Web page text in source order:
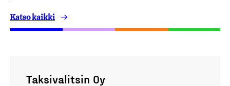
Katso kaikki
Taksivalitsin Oy